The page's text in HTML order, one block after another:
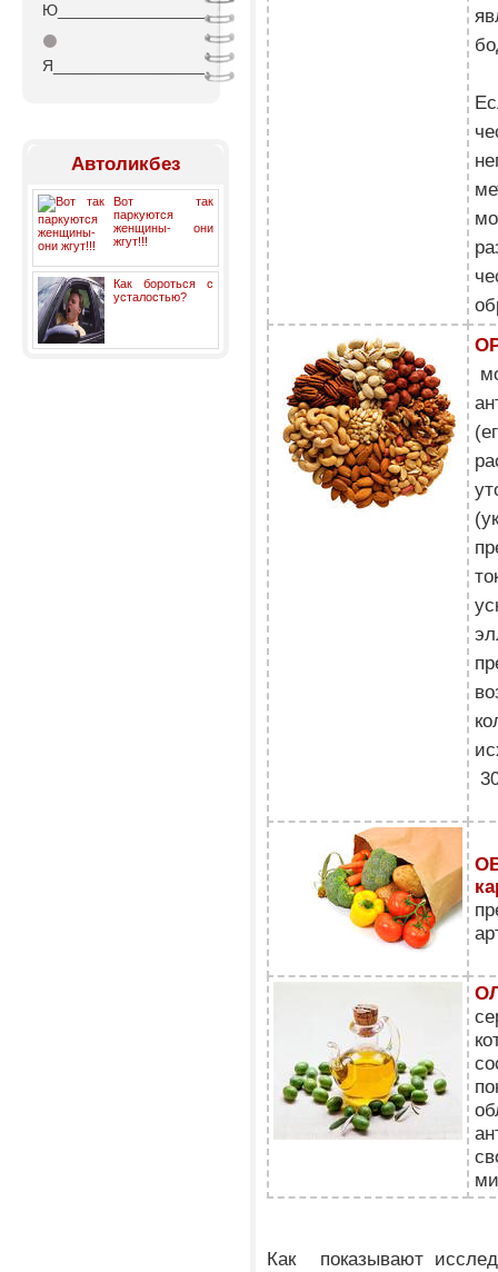
Ю_________________
⚫
Я_________________
Автоликбез
Вот так
паркуются
женщины- они
жгут!!!
Как бороться с
усталостью?
Как показывают